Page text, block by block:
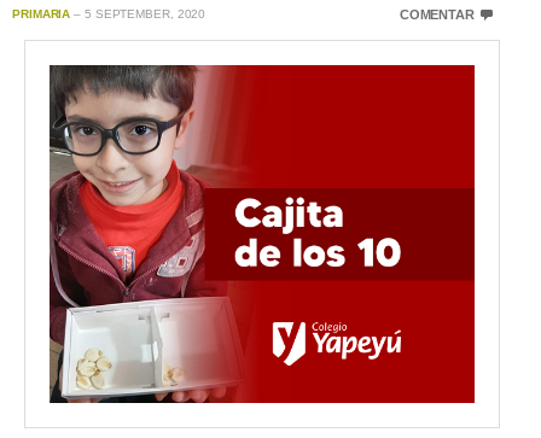
PRIMARIA – 5 SEPTEMBER, 2020 COMENTAR